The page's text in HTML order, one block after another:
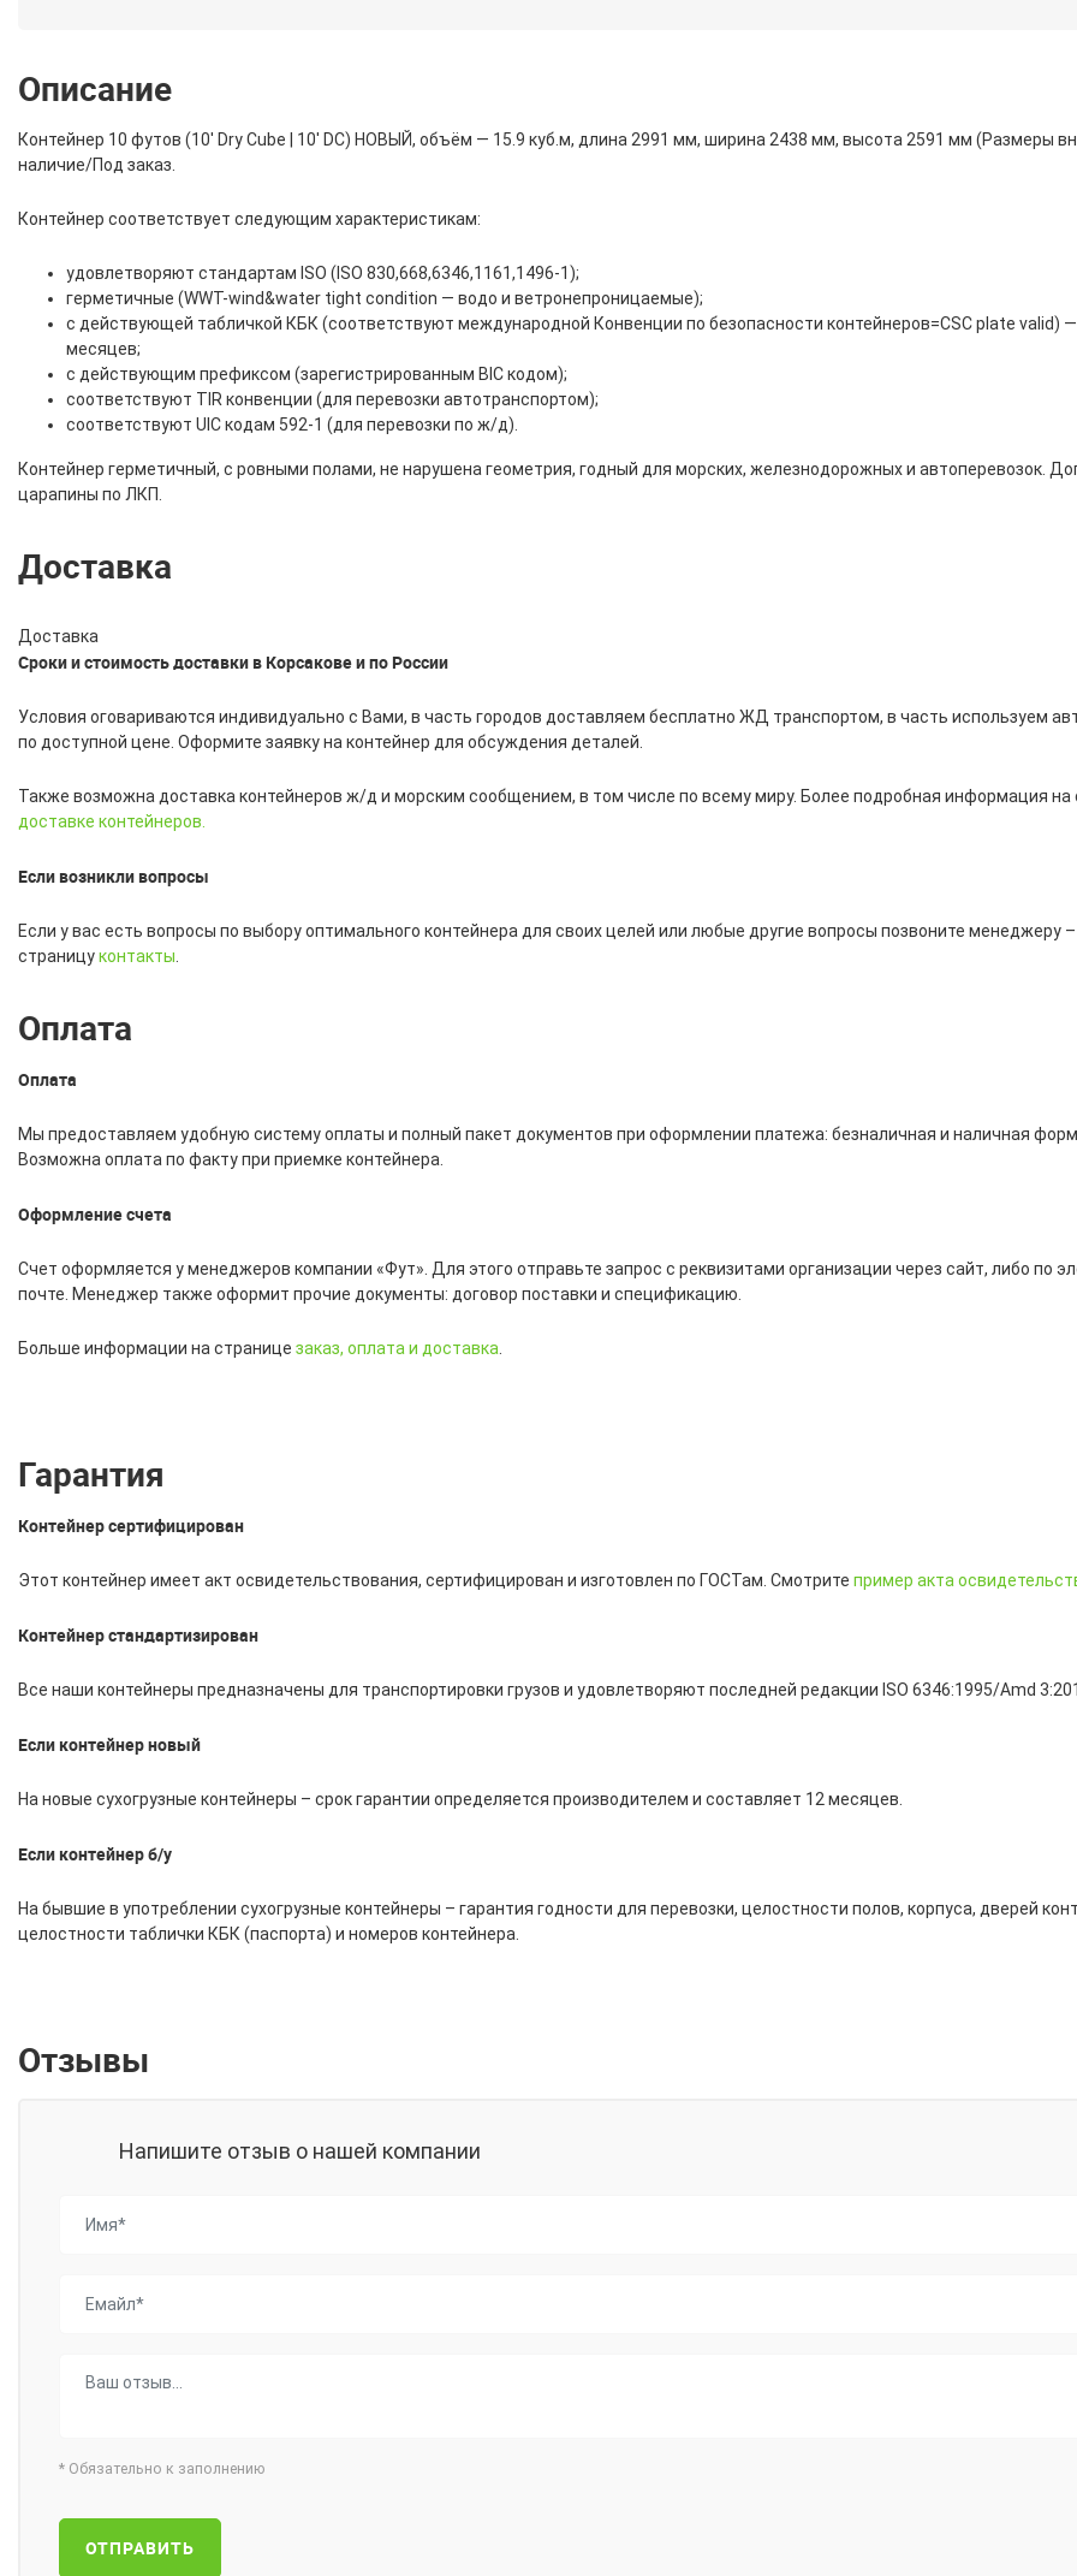
Описание
Контейнер 10 футов (10′ Dry Cube | 10′ DC) НОВЫЙ, объём — 15.9 куб.м, длина 2991 мм, ширина 2438 мм, высота 2591 мм (Размеры
наличие/Под заказ.
Контейнер соответствует следующим характеристикам:
удовлетворяют стандартам ISO (ISO 830,668,6346,1161,1496-1);
герметичные (WWT-wind&water tight condition — водо и ветронепроницаемые);
с действующей табличкой КБК (соответствуют международной Конвенции по безопасности контейнеров=CSC plate valid)
месяцев;
с действующим префиксом (зарегистрированным BIC кодом);
соответствуют TIR конвенции (для перевозки автотранспортом);
соответствуют UIC кодам 592-1 (для перевозки по ж/д).
Контейнер герметичный, с ровными полами, не нарушена геометрия, годный для морских, железнодорожных и автоперевозок.
царапины по ЛКП.
Доставка
Доставка
Сроки и стоимость доставки в Корсакове и по России
Условия оговариваются индивидуально с Вами, в часть городов доставляем бесплатно ЖД транспортом, в часть используем
по доступной цене. Оформите заявку на контейнер для обсуждения деталей.
Также возможна доставка контейнеров ж/д и морским сообщением, в том числе по всему миру. Более подробная информация на
доставке контейнеров.
Если возникли вопросы
Если у вас есть вопросы по выбору оптимального контейнера для своих целей или любые другие вопросы позвоните менеджеру
страницуконтакты
Оплата
Оплата
Мы предоставляем удобную систему оплаты и полный пакет документов при оформлении платежа: безналичная и наличная
Возможна оплата по факту при приемке контейнера.
Оформление счета
Счет оформляется у менеджеров компании «Фут». Для этого отправьте запрос с реквизитами организации через сайт, либо по
почте. Менеджер также оформит прочие документы: договор поставки и спецификацию.
Больше информации на странице заказ, оплата и доставка
Гарантия
Контейнер сертифицирован
Этот контейнер имеет акт освидетельствования, сертифицирован и изготовлен по ГОСТам. Смотрите пример акта
Контейнер стандартизирован
Все наши контейнеры предназначены для транспортировки грузов и удовлетворяют последней редакции ISO 6346:1995/Amd
Если контейнер новый
На новые сухогрузные контейнеры – срок гарантии определяется производителем и составляет 12 месяцев.
Если контейнер б/у
На бывшие в употреблении сухогрузные контейнеры – гарантия годности для перевозки, целостности полов, корпуса, дверей
целостности таблички КБК (паспорта) и номеров контейнера.
Отзывы
Напишите отзыв о нашей компании
* Обязательно к заполнению
ОТПРАВИТЬ